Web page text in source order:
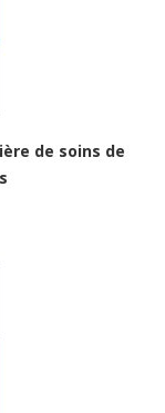
de soins de